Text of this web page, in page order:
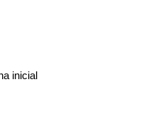
inicial